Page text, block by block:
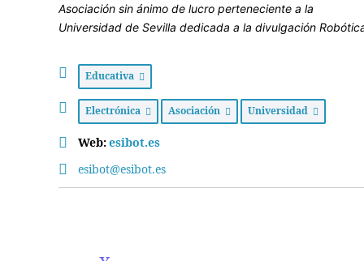
Asociación sin ánimo de lucro perteneciente a la
Universidad de Sevilla dedicada a la divulgación
Educativa
Electrónica Asociación Universidad
Web:esibot.es
esibot@esibot.es